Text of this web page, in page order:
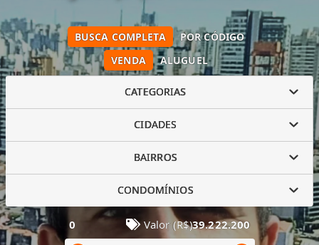
VENDA ALUGUEL
BUSCA COMPLETA POR CÓDIGO
CATEGORIAS
CIDADES
BAIRROS
CONDOMÍNIOS
0 Valor (R$)39.222.200